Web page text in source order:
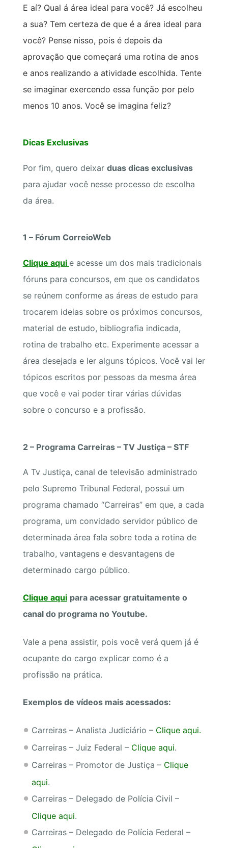
E aí? Qual á área ideal para você? Já escolheu
a sua? Tem certeza de que é a área ideal para
você? Pense nisso, pois é depois da
aprovação que começará uma rotina de anos
e anos realizando a atividade escolhida. Tente
se imaginar exercendo essa função por pelo
menos 10 anos. Você se imagina feliz?
Dicas Exclusivas
Por fim, quero deixar duas dicas exclusivas
para ajudar você nesse processo de escolha
da área.
1 – Fórum CorreioWeb
Clique aqui e acesse um dos mais tradicionais
fóruns para concursos, em que os candidatos
se reúnem conforme as áreas de estudo para
trocarem ideias sobre os próximos concursos,
material de estudo, bibliografia indicada,
rotina de trabalho etc. Experimente acessar a
área desejada e ler alguns tópicos. Você vai ler
tópicos escritos por pessoas da mesma área
que você e vai poder tirar várias dúvidas
sobre o concurso e a profissão.
2 – Programa Carreiras – TV Justiça – STF
A Tv Justiça, canal de televisão administrado
pelo Supremo Tribunal Federal, possui um
programa chamado “Carreiras” em que, a cada
programa, um convidado servidor público de
determinada área fala sobre toda a rotina de
trabalho, vantagens e desvantagens de
determinado cargo público.
Clique aqui para acessar gratuitamente o
canal do programa no Youtube.
Vale a pena assistir, pois você verá quem já é
ocupante do cargo explicar como é a
profissão na prática.
Exemplos de vídeos mais acessados:
Carreiras – Analista Judiciário – Clique aqui.
Carreiras – Juiz Federal – Clique aqui.
Carreiras – Promotor de Justiça – Clique
aqui.
Carreiras – Delegado de Polícia Civil –
Clique aqui.
Carreiras – Delegado de Polícia Federal –